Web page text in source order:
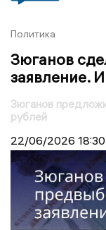
Политика
Зюганов
заявление.
Зюганов
рублей
22/06/2026 18:30